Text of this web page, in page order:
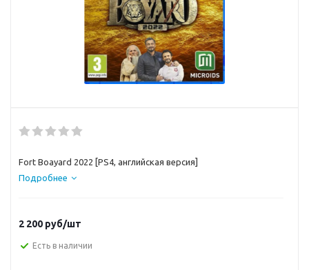
Fort Boayard 2022 [PS4, английская версия]
Подробнее
2 200 руб/шт
Есть в наличии